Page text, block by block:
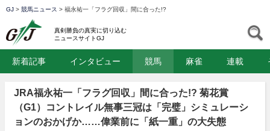
GJ > 競馬ニュース > 福永祐一「フラグ回収」間に合った!?
真剣勝負の真実に切り込む
ニュースサイトGJ
新着記事 インタビュー 競馬 麻雀 連載
JRA福永祐一「フラグ回収」間に合った!? 菊花賞
（G1）コントレイル無事三冠は「完璧」シミュレーシ
ョンのおかげか……偉業前に「紙一重」の大失態